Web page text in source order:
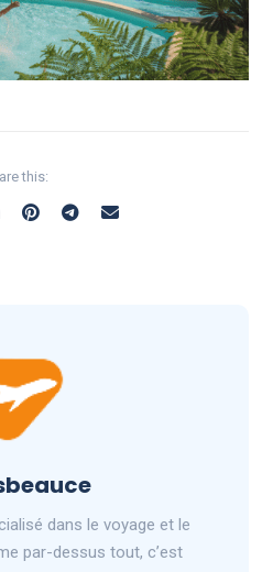
this:
dans le voyage et le
par-dessus tout, c’est